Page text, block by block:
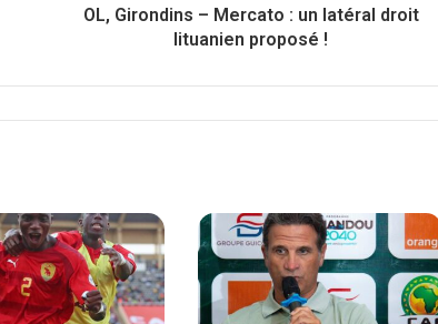
OL, Girondins – Mercato : un latéral droit
lituanien proposé !